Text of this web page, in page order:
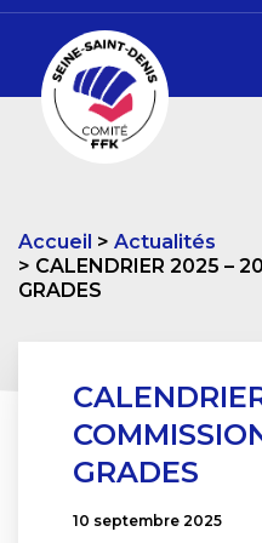
Accueil
Actualités
CALENDRIER 2025 –
GRADES
GRADES
10 septembre 2025